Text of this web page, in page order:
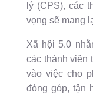
lý (CPS), các
vọng sẽ mang
Xã hội 5.0
các thành viên
vào việc cho
đóng góp, tận